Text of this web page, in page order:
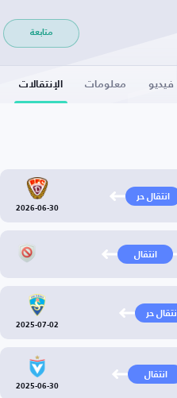
متابعة
فيديو معلومات الإنتقالات
انتقال حر
2026-06-30
انتقال
انتقال حر
2025-07-02
انتقال
2025-06-30